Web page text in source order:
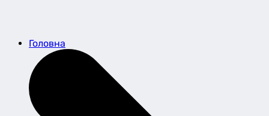
Головна